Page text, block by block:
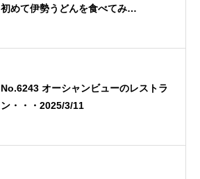
初めて伊勢うどんを食べてみ
No.6243 オーシャンビューのレストラ
ン・・・2025/3/11